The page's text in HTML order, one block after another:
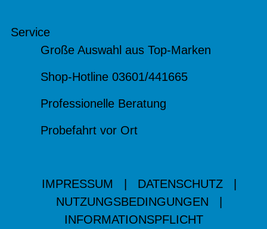
Service
Große Auswahl aus Top-Marken
Shop-Hotline 03601/441665
Professionelle Beratung
Probefahrt vor Ort
IMPRESSUM DATENSCHUTZ
NUTZUNGSBEDINGUNGEN
INFORMATIONSPFLICHT